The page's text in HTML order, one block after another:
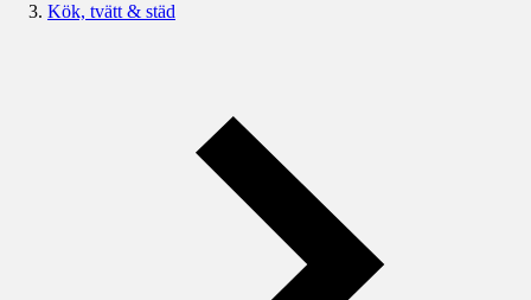
Kök, tvätt & städ